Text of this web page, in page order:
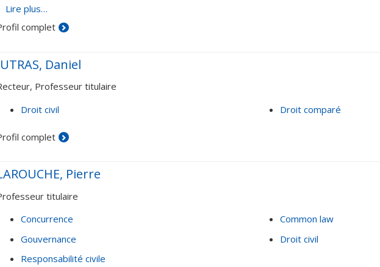
Discrimination (y compris l’allaitement)
Droit à l'intégrité, consentement aux soins et garde
Droit des obligations (théorie générale et fondements, bonne foi, justice contractuelle)
Contrats (louage résidentiel, cautionnement, mandat de protection, hypothèques)
Lire plus…
complet
Daniel
Professeur titulaire
Droit civil
Droit comparé
complet
Pierre
titulaire
Concurrence
Gouvernance
Responsabilité civile
Common law
Droit civil